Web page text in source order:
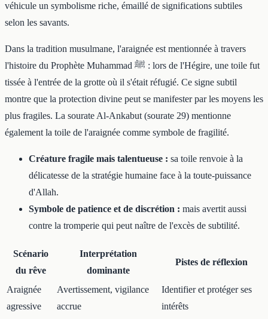
véhicule un symbolisme riche, émaillé de significations subtiles
selon les savants.
Dans la tradition musulmane, l'araignée est mentionnée à travers
l'histoire du Prophète Muhammad ﷺ : lors de l'Hégire, une toile fut
tissée à l'entrée de la grotte où il s'était réfugié. Ce signe subtil
montre que la protection divine peut se manifester par les moyens les
plus fragiles. La sourate Al-Ankabut (sourate 29) mentionne
également la toile de l'araignée comme symbole de fragilité.
Créature fragile mais talentueuse : sa toile renvoie à la
délicatesse de la stratégie humaine face à la toute-puissance
d'Allah.
Symbole de patience et de discrétion : mais avertit aussi
contre la tromperie qui peut naître de l'excès de subtilité.
Scénario
du rêve
Interprétation
dominante
Pistes de réflexion
Araignée
agressive
Avertissement, vigilance
accrue
Identifier et protéger ses
intérêts